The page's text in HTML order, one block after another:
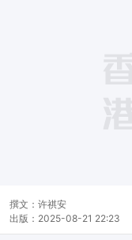
撰文： 许祺安
出版： 2025-08-21 22:23